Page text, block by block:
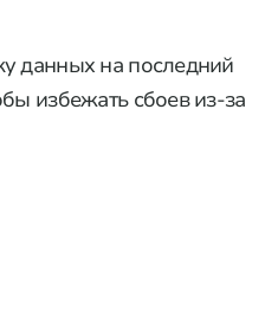
данных на последний
избежать сбоев из-за